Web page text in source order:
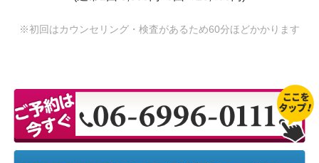
※初回はカウンセリング・検査があるため60分ほどかかります